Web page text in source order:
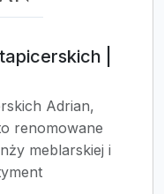
|
Adrian,
renomowane
meblarskiej i